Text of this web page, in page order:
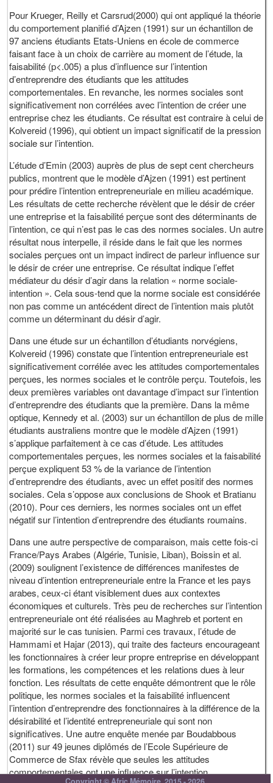
Pour Krueger, Reilly et Carsrud(2000) qui ont appliqué la théorie
du comportement planifié d’Ajzen (1991) sur un échantillon de
97 anciens étudiants Etats-Uniens en école de commerce
faisant face à un choix de carrière au moment de l’étude, la
faisabilité (p<.005) a plus d’influence sur l’intention
d’entreprendre des étudiants que les attitudes
comportementales. En revanche, les normes sociales sont
significativement non corrélées avec l’intention de créer une
entreprise chez les étudiants. Ce résultat est contraire à celui de
Kolvereid (1996), qui obtient un impact significatif de la pression
sociale sur l’intention.
L’étude d’Emin (2003) auprès de plus de sept cent chercheurs
publics, montrent que le modèle d’Ajzen (1991) est pertinent
pour prédire l’intention entrepreneuriale en milieu académique.
Les résultats de cette recherche révèlent que le désir de créer
une entreprise et la faisabilité perçue sont des déterminants de
l’intention, ce qui n’est pas le cas des normes sociales. Un autre
résultat nous interpelle, il réside dans le fait que les normes
sociales perçues ont un impact indirect de parleur influence sur
le désir de créer une entreprise. Ce résultat indique l’effet
médiateur du désir d’agir dans la relation « norme sociale-
intention ». Cela sous-tend que la norme sociale est considérée
non pas comme un antécédent direct de l’intention mais plutôt
comme un déterminant du désir d’agir.
Dans une étude sur un échantillon d’étudiants norvégiens,
Kolvereid (1996) constate que l’intention entrepreneuriale est
significativement corrélée avec les attitudes comportementales
perçues, les normes sociales et le contrôle perçu. Toutefois, les
deux premières variables ont davantage d’impact sur l’intention
d’entreprendre des étudiants que la première. Dans la même
optique, Kennedy et al. (2003) sur un échantillon de plus de mille
étudiants australiens montre que le modèle d’Ajzen (1991)
s’applique parfaitement à ce cas d’étude. Les attitudes
comportementales perçues, les normes sociales et la faisabilité
perçue expliquent 53 % de la variance de l’intention
d’entreprendre des étudiants, avec un effet positif des normes
sociales. Cela s’oppose aux conclusions de Shook et Bratianu
(2010). Pour ces derniers, les normes sociales ont un effet
négatif sur l’intention d’entreprendre des étudiants roumains.
Dans une autre perspective de comparaison, mais cette fois-ci
France/Pays Arabes (Algérie, Tunisie, Liban), Boissin et al.
(2009) soulignent l’existence de différences manifestes de
niveau d’intention entrepreneuriale entre la France et les pays
arabes, ceux-ci étant visiblement dues aux contextes
économiques et culturels. Très peu de recherches sur l’intention
entrepreneuriale ont été réalisées au Maghreb et portent en
majorité sur le cas tunisien. Parmi ces travaux, l’étude de
Hammami et Hajar (2013), qui traite des facteurs encourageant
les fonctionnaires à créer leur propre entreprise en développant
les formations, les compétences et les relations dues à leur
fonction. Les résultats de cette enquête démontrent que le rôle
politique, les normes sociales et la faisabilité influencent
l’intention d’entreprendre des fonctionnaires à la différence de la
désirabilité et l’identité entrepreneuriale qui sont non
significatives. Une autre enquête menée par Boudabbous
(2011) sur 49 jeunes diplômés de l’Ecole Supérieure de
Commerce de Sfax révèle que seules les attitudes
comportementales ont une influence sur l’intention